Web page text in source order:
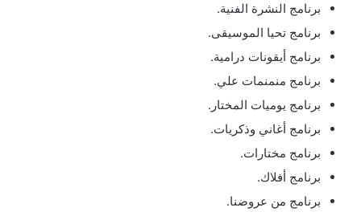
برنامج النشرة الفنية.
برنامج تحيا الموسيقى.
برنامج أيقونات درامية.
برنامج منمنمات علي.
برنامج يوميات المختار.
برنامج أغاني وذكريات.
برنامج مختارات.
برنامج أفلاك.
برنامج من عروضنا.